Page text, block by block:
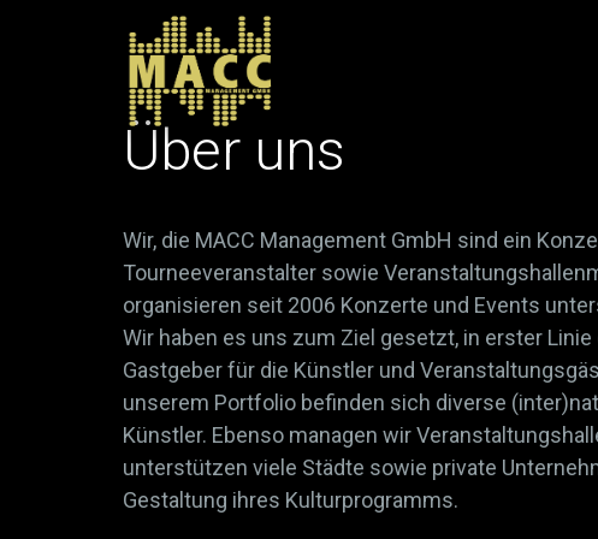
Über uns
Wir, die MACC Management GmbH sind ein
Tourneeveranstalter sowie
organisieren seit 2006 Konzerte und Events
Wir haben es uns zum Ziel gesetzt, in erster
Gastgeber für die Künstler und
unserem Portfolio befinden sich diverse
Künstler. Ebenso managen wir
unterstützen viele Städte sowie private
Gestaltung ihres Kulturprogramms.